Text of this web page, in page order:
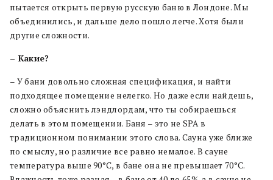
пытается открыть первую русскую баню в Лондоне. Мы
объединились, и дальше дело пошло легче. Хотя были
другие сложности.
– Какие?
– У бани довольно сложная спецификация, и найти
подходящее помещение нелегко. Но даже если найдешь,
сложно объяснить лэндлордам, что ты собираешься
делать в этом помещении. Баня – это не SPA в
традиционном понимании этого слова. Сауна уже ближе
по смыслу, но различие все равно немалое. В сауне
температура выше 90°C, в бане она не превышает 70°C.